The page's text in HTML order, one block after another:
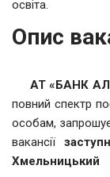
освіта.
Опис
АТ «БАНК
повний спектр
особам,
вакансії
Хмельницький